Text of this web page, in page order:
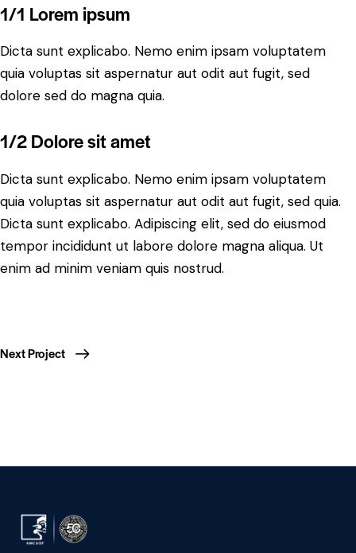
1/1 Lorem ipsum
Dicta sunt explicabo. Nemo enim ipsam voluptatem
quia voluptas sit aspernatur aut odit aut fugit, sed
dolore sed do magna quia.
1/2 Dolore sit amet
Dicta sunt explicabo. Nemo enim ipsam voluptatem
quia voluptas sit aspernatur aut odit aut fugit, sed quia.
Dicta sunt explicabo. Adipiscing elit, sed do eiusmod
tempor incididunt ut labore dolore magna aliqua. Ut
enim ad minim veniam quis nostrud.
Next Project